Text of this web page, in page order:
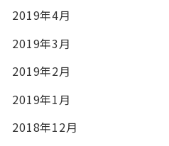
2019年4月
2019年3月
2019年2月
2019年1月
2018年12月